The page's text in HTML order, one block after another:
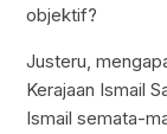
objektif?
Justeru,
Kerajaan Ismail
Ismail semata-